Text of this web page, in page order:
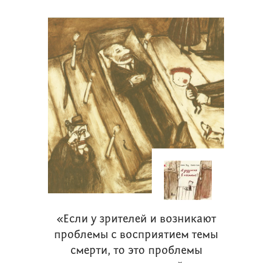
«Если у зрителей и возникают
проблемы с восприятием темы
смерти, то это проблемы